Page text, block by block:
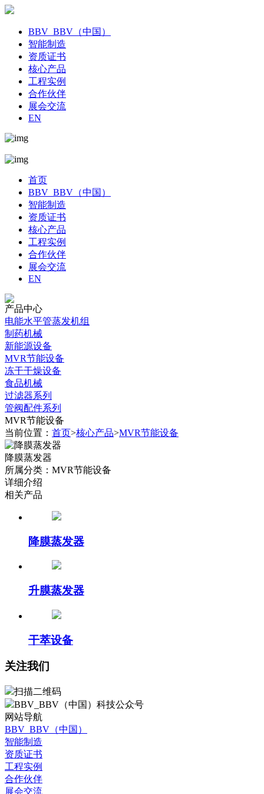
BBV_BBV（中国）
智能制造
资质证书
核心产品
工程实例
合作伙伴
展会交流
EN
首页
BBV_BBV（中国）
智能制造
资质证书
核心产品
工程实例
合作伙伴
展会交流
EN
产品中心
电能水平管蒸发机组
制药机械
新能源设备
MVR节能设备
冻干干燥设备
食品机械
过滤器系列
管阀配件系列
MVR节能设备
当前位置： 首页>核心产品>MVR节能设备
降膜蒸发器
所属分类：MVR节能设备
详细介绍
相关产品
降膜蒸发器
升膜蒸发器
干萃设备
关注我们
扫描二维码
BBV_BBV（中国）科技公众号
网站导航
BBV_BBV（中国）
智能制造
资质证书
工程实例
合作伙伴
展会交流